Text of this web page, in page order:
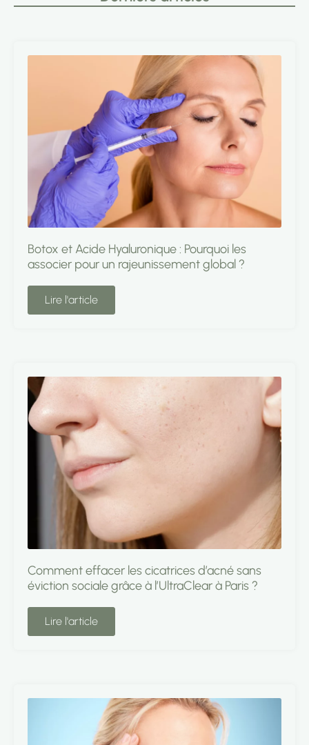
Botox et Acide Hyaluronique : Pourquoi les
associer pour un rajeunissement global ?
Lire l'article
Comment effacer les cicatrices d’acné sans
éviction sociale grâce à l’UltraClear à Paris ?
Lire l'article